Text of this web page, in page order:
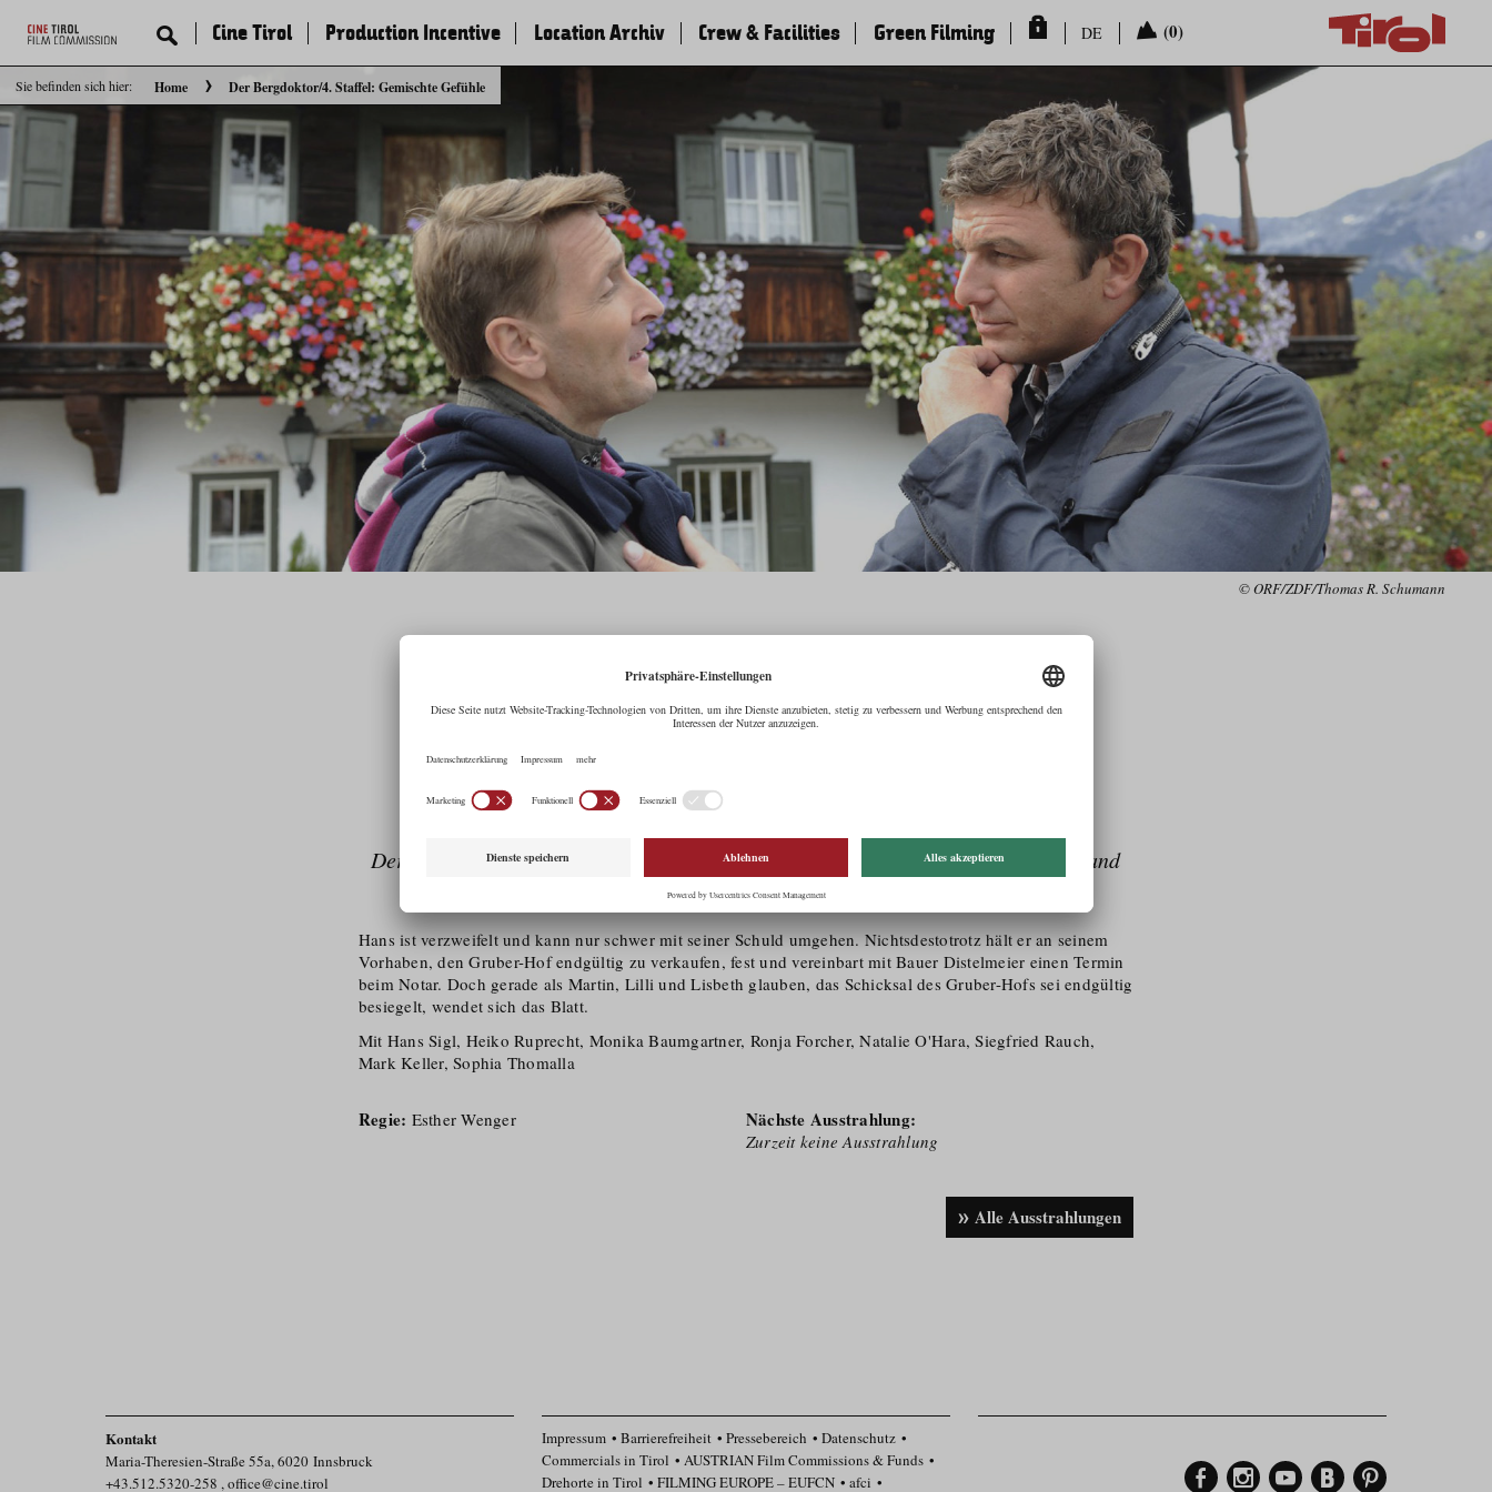
Sie befinden sich hier: Home Der Bergdoktor/4. Staffel: Gemischte Gefühle
Cine Tirol Production Incentive Location Archiv Crew & Facilities Green Filming DE (0)
© ORF/ZDF/Thomas R. Schumann
Der Bergdoktor/4. Staffel:
Gemischte Gefühle
Der Zustand des kleinen Jonas ist nach wie vor kritisch: Noch immer kann niemand
sagen, wann er wieder aus dem Koma erwachen wird.
Hans ist verzweifelt und kann nur schwer mit seiner Schuld umgehen. Nichtsdestotrotz hält er an seinem
Vorhaben, den Gruber-Hof endgültig zu verkaufen, fest und vereinbart mit Bauer Distelmeier einen Termin
beim Notar. Doch gerade als Martin, Lilli und Lisbeth glauben, das Schicksal des Gruber-Hofs sei endgültig
besiegelt, wendet sich das Blatt.
Mit Hans Sigl, Heiko Ruprecht, Monika Baumgartner, Ronja Forcher, Natalie O'Hara, Siegfried Rauch,
Mark Keller, Sophia Thomalla
Regie: Esther Wenger Nächste Ausstrahlung:
Zurzeit keine Ausstrahlung
Alle Ausstrahlungen
Kontakt
Maria-Theresien-Straße 55a, 6020 Innsbruck
+43.512.5320-258 ,office@cine.tirol
Impressum Barrierefreiheit Pressebereich
Datenschutz
Commercials in Tirol
AUSTRIAN Film Commissions & Funds
Drehorte in Tirol
FILMING EUROPE – EUFCN afci